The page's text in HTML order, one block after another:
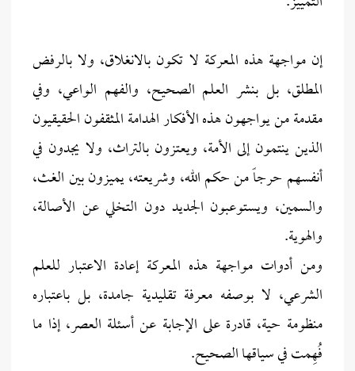
إن مواجهة هذه المعركة لا تكون بالانغلاق، ولا بالرفض
المطلق، بل بنشر العلم الصحيح، والفهم الواعي، وفي
مقدمة من يواجهون هذه الأفكار الهدامة المثقفون الحقيقيون
الذين ينتمون إلى الأمة، ويعتزون بالتراث، ولا يجدون في
أنفسهم حرجاً من حكم الله، وشريعته، يميزون بين الغث،
والسمين، ويستوعبون الجديد دون التخلي عن الأصالة،
والهوية.
ومن أدوات مواجهة هذه المعركة إعادة الاعتبار للعلم
الشرعي، لا بوصفه معرفة تقليدية جامدة، بل باعتباره
منظومة حية، قادرة على الإجابة عن أسئلة العصر، إذا ما
فُهِمت في سياقها الصحيح.